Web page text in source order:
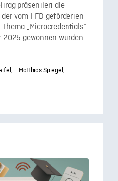
präsentiert die
vom HFD geförderten
„Microcredentials“
2025 gewonnen wurden.
Matthias Spiegel,